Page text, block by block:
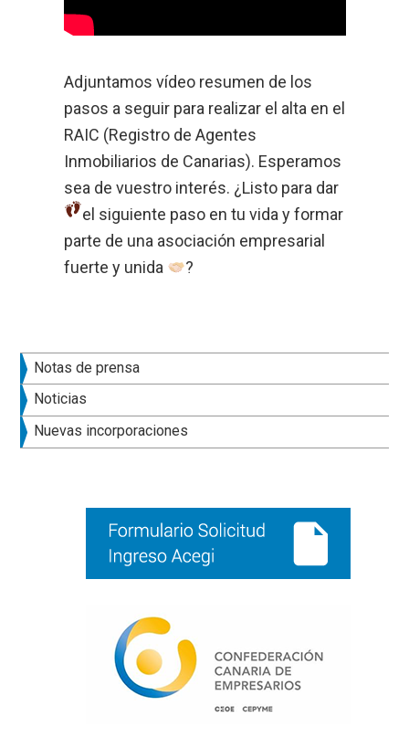
Adjuntamos vídeo resumen de los
pasos a seguir para realizar el alta en el
RAIC (Registro de Agentes
Inmobiliarios de Canarias). Esperamos
sea de vuestro interés. ¿Listo para dar
el siguiente paso en tu viday formar
parte de una asociación empresarial
fuerte y unida
?
Barra
lateral
principal
Notas de prensa
Noticias
Nuevas incorporaciones